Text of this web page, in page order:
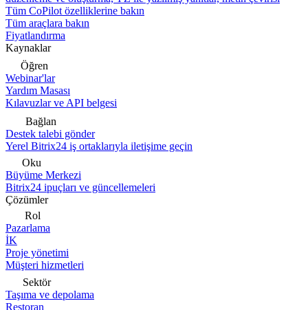
Tüm CoPilot özelliklerine bakın
Tüm araçlara bakın
Fiyatlandırma
Kaynaklar
Öğren
Webinar'lar
Yardım Masası
Kılavuzlar ve API belgesi
Bağlan
Destek talebi gönder
Yerel Bitrix24 iş ortaklarıyla iletişime geçin
Oku
Büyüme Merkezi
Bitrix24 ipuçları ve güncellemeleri
Çözümler
Rol
Pazarlama
İK
Proje yönetimi
Müşteri hizmetleri
Sektör
Taşıma ve depolama
Restoran